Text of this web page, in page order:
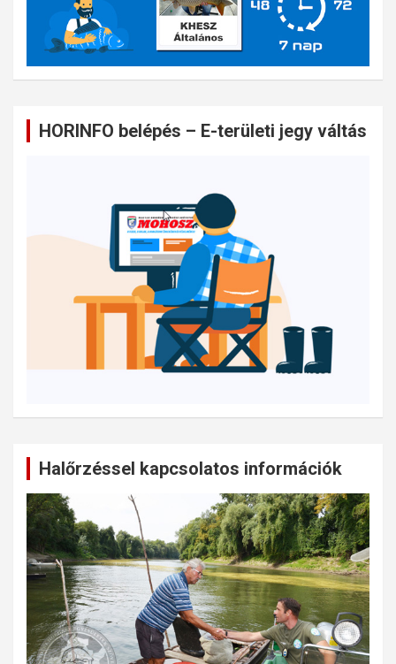
HORINFO belépés – E-területi jegy váltás
Halőrzéssel kapcsolatos információk